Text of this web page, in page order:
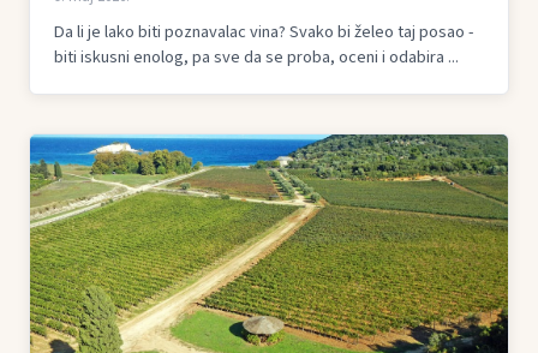
Da li je lako biti poznavalac vina? Svako bi želeo taj posao -
biti iskusni enolog, pa sve da se proba, oceni i odabira ...